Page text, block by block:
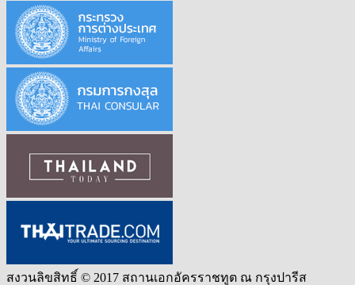
สงวนลิขสิทธิ์ © 2017 สถานเอกอัครราชทูต ณ กรุงปารีส